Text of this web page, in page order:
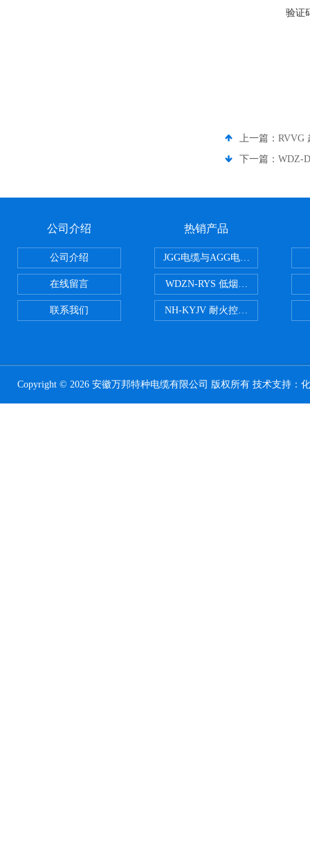
验证
上一篇： RVVG
下一篇： WDZ-
公司介绍
公司介绍
在线留言
联系我们
热销产品
JGG电缆与AGG电缆有什么区别
WDZN-RYS 低烟无卤耐火双绞线
NH-KYJV 耐火控制电缆
Copyright © 2026 安徽万邦特种电缆有限公司 版权所有 技术支持：